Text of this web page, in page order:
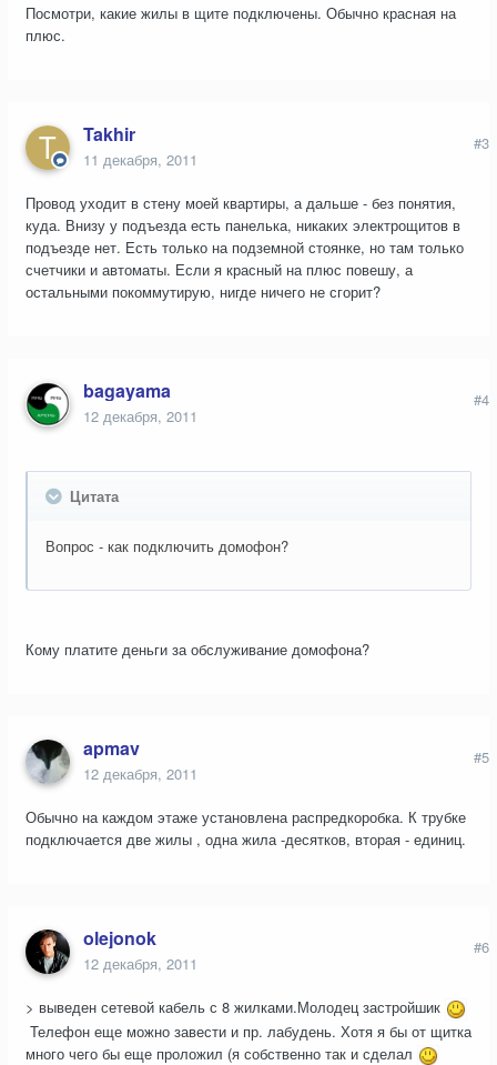
Посмотри, какие жилы в щите подключены. Обычно красная на
плюс.
Takhir
11 декабря, 2011
#3
Провод уходит в стену моей квартиры, а дальше - без понятия,
куда. Внизу у подъезда есть панелька, никаких электрощитов в
подъезде нет. Есть только на подземной стоянке, но там только
счетчики и автоматы. Если я красный на плюс повешу, а
остальными покоммутирую, нигде ничего не сгорит?
bagayama
12 декабря, 2011
#4
Цитата
Вопрос - как подключить домофон?
Кому платите деньги за обслуживание домофона?
apmav
12 декабря, 2011
#5
Обычно на каждом этаже установлена распредкоробка. К трубке
подключается две жилы , одна жила -десятков, вторая - единиц.
olejonok
12 декабря, 2011
#6
> выведен сетевой кабель с 8 жилками.Молодец застройшик
Телефон еще можно завести и пр. лабудень. Хотя я бы от щитка
много чего бы еще проложил (я собственно так и сделал